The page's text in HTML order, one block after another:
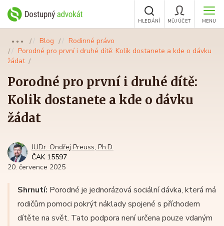
MENU
MŮJ ÚČET
HLEDÁNÍ
●●● Blog
Rodinné právo
Porodné pro první i druhé dítě: Kolik dostanete a kde o dávku
žádat
Porodné pro první i druhé dítě:
Kolik dostanete a kde o dávku
žádat
JUDr. Ondřej Preuss, Ph.D.
ČAK 15597
20. července 2025
Shrnutí: Porodné je jednorázová sociální dávka, která má
rodičům pomoci pokrýt náklady spojené s příchodem
dítěte na svět. Tato podpora není určena pouze vdaným